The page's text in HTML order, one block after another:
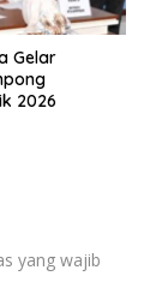
Gelar
2026
yang wajib